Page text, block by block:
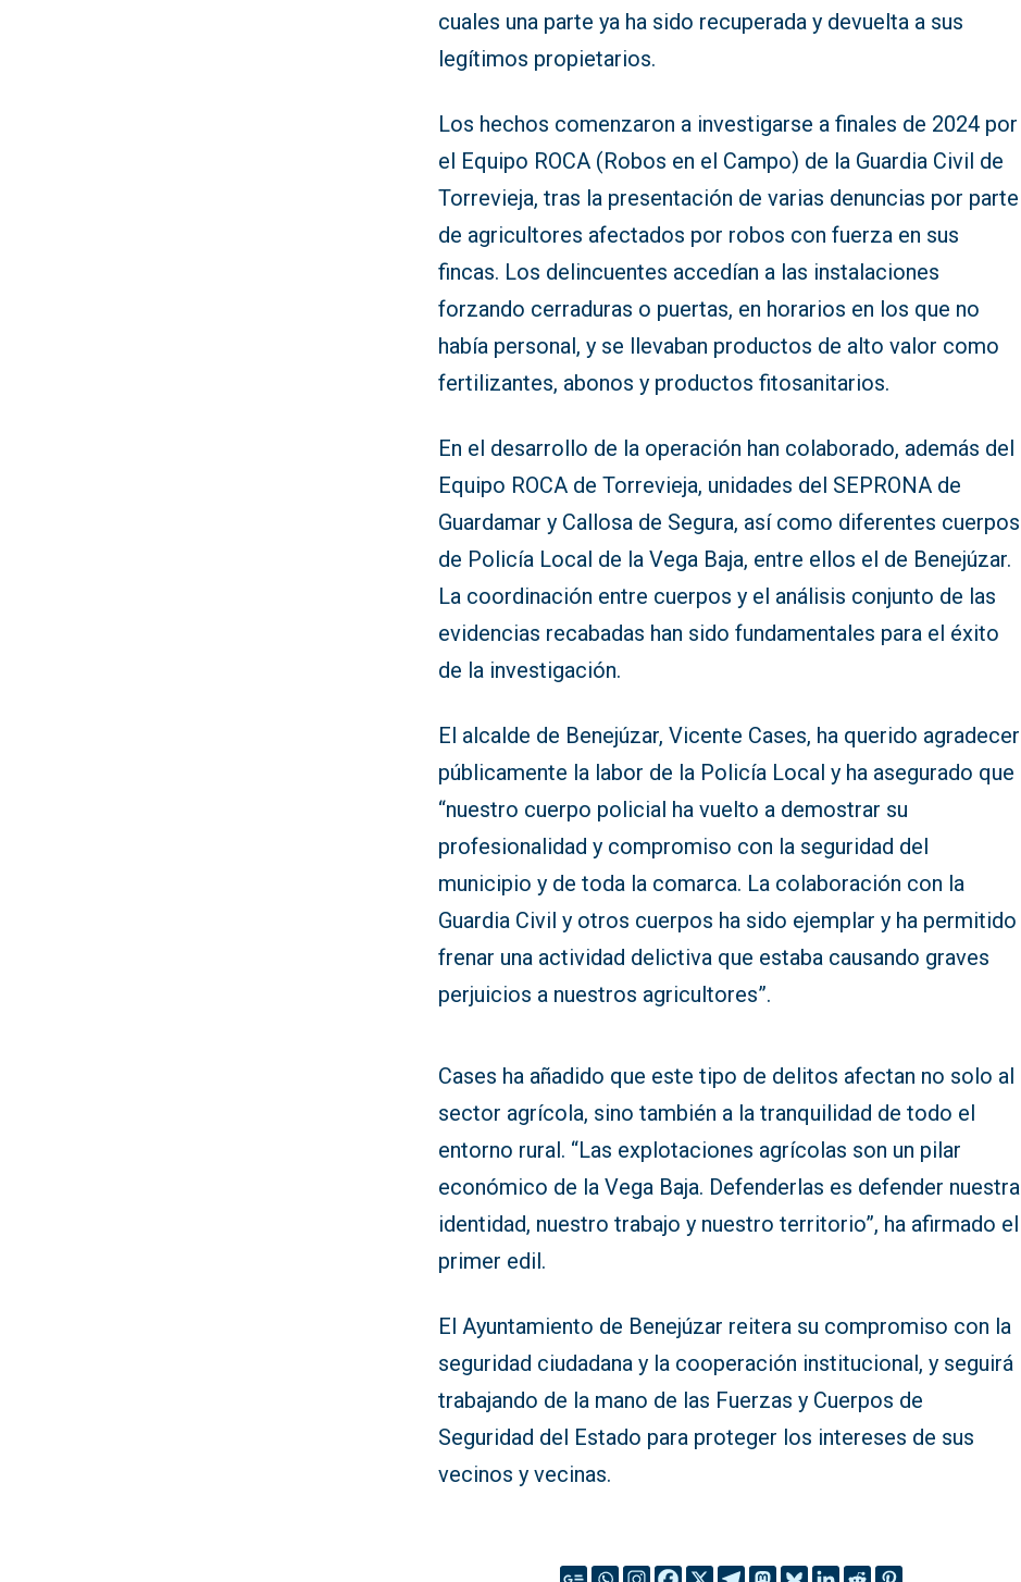
cuales una parte ya ha sido recuperada y devuelta a sus
legítimos propietarios.
Los hechos comenzaron a investigarse a finales de 2024 por
el Equipo ROCA (Robos en el Campo) de la Guardia Civil de
Torrevieja, tras la presentación de varias denuncias por parte
de agricultores afectados por robos con fuerza en sus
fincas. Los delincuentes accedían a las instalaciones
forzando cerraduras o puertas, en horarios en los que no
había personal, y se llevaban productos de alto valor como
fertilizantes, abonos y productos fitosanitarios.
En el desarrollo de la operación han colaborado, además del
Equipo ROCA de Torrevieja, unidades del SEPRONA de
Guardamar y Callosa de Segura, así como diferentes cuerpos
de Policía Local de la Vega Baja, entre ellos el de Benejúzar.
La coordinación entre cuerpos y el análisis conjunto de las
evidencias recabadas han sido fundamentales para el éxito
de la investigación.
El alcalde de Benejúzar, Vicente Cases, ha querido agradecer
públicamente la labor de la Policía Local y ha asegurado que
“nuestro cuerpo policial ha vuelto a demostrar su
profesionalidad y compromiso con la seguridad del
municipio y de toda la comarca. La colaboración con la
Guardia Civil y otros cuerpos ha sido ejemplar y ha permitido
frenar una actividad delictiva que estaba causando graves
perjuicios a nuestros agricultores”.
Cases ha añadido que este tipo de delitos afectan no solo al
sector agrícola, sino también a la tranquilidad de todo el
entorno rural. “Las explotaciones agrícolas son un pilar
económico de la Vega Baja. Defenderlas es defender nuestra
identidad, nuestro trabajo y nuestro territorio”, ha afirmado el
primer edil.
El Ayuntamiento de Benejúzar reitera su compromiso con la
seguridad ciudadana y la cooperación institucional, y seguirá
trabajando de la mano de las Fuerzas y Cuerpos de
Seguridad del Estado para proteger los intereses de sus
vecinos y vecinas.